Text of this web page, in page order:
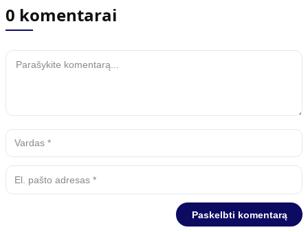
0 komentarai